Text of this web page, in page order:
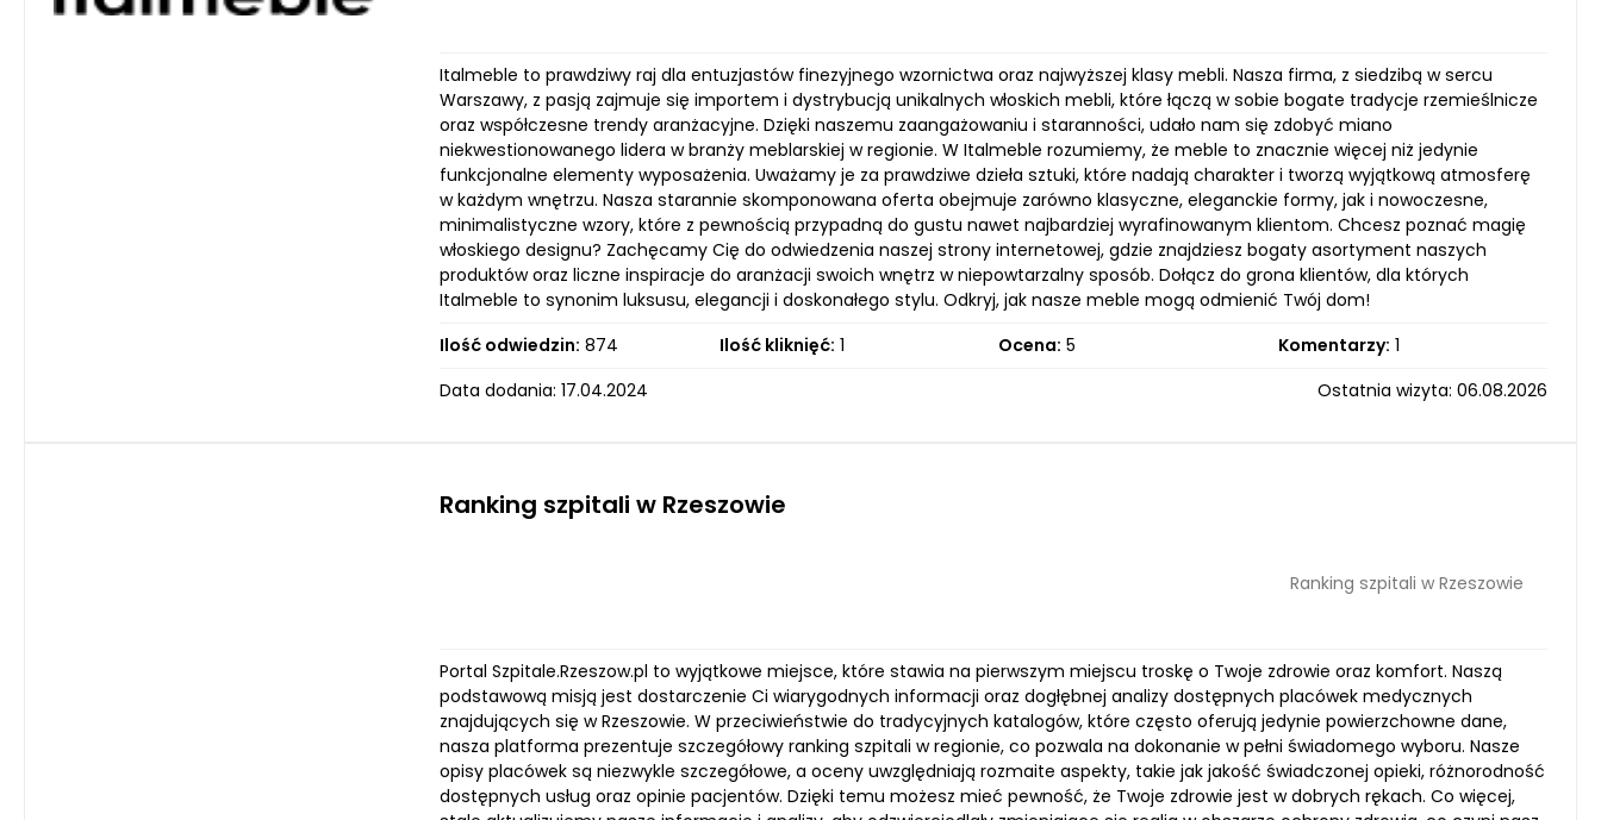
Italmeble to prawdziwy raj dla entuzjastów finezyjnego wzornictwa oraz najwyższej klasy mebli. Nasza firma, z siedzibą w sercu
Warszawy, z pasją zajmuje się importem i dystrybucją unikalnych włoskich mebli, które łączą w sobie bogate tradycje rzemieślnicze
oraz współczesne trendy aranżacyjne. Dzięki naszemu zaangażowaniu i staranności, udało nam się zdobyć miano
niekwestionowanego lidera w branży meblarskiej w regionie. W Italmeble rozumiemy, że meble to znacznie więcej niż jedynie
funkcjonalne elementy wyposażenia. Uważamy je za prawdziwe dzieła sztuki, które nadają charakter i tworzą wyjątkową atmosferę
w każdym wnętrzu. Nasza starannie skomponowana oferta obejmuje zarówno klasyczne, eleganckie formy, jak i nowoczesne,
minimalistyczne wzory, które z pewnością przypadną do gustu nawet najbardziej wyrafinowanym klientom. Chcesz poznać magię
włoskiego designu? Zachęcamy Cię do odwiedzenia naszej strony internetowej, gdzie znajdziesz bogaty asortyment naszych
produktów oraz liczne inspiracje do aranżacji swoich wnętrz w niepowtarzalny sposób. Dołącz do grona klientów, dla których
Italmeble to synonim luksusu, elegancji i doskonałego stylu. Odkryj, jak nasze meble mogą odmienić Twój dom!
Ilość odwiedzin: 874 Ilość kliknięć: 1 Ocena: 5 Komentarzy: 1
Data dodania: 17.04.2024
Ostatnia wizyta: 06.08.2026
Ranking szpitali w Rzeszowie
Ranking szpitali w Rzeszowie
Portal Szpitale.Rzeszow.pl to wyjątkowe miejsce, które stawia na pierwszym miejscu troskę o Twoje zdrowie oraz komfort. Naszą
podstawową misją jest dostarczenie Ci wiarygodnych informacji oraz dogłębnej analizy dostępnych placówek medycznych
znajdujących się w Rzeszowie. W przeciwieństwie do tradycyjnych katalogów, które często oferują jedynie powierzchowne dane,
nasza platforma prezentuje szczegółowy ranking szpitali w regionie, co pozwala na dokonanie w pełni świadomego wyboru. Nasze
opisy placówek są niezwykle szczegółowe, a oceny uwzględniają rozmaite aspekty, takie jak jakość świadczonej opieki, różnorodność
dostępnych usług oraz opinie pacjentów. Dzięki temu możesz mieć pewność, że Twoje zdrowie jest w dobrych rękach. Co więcej,